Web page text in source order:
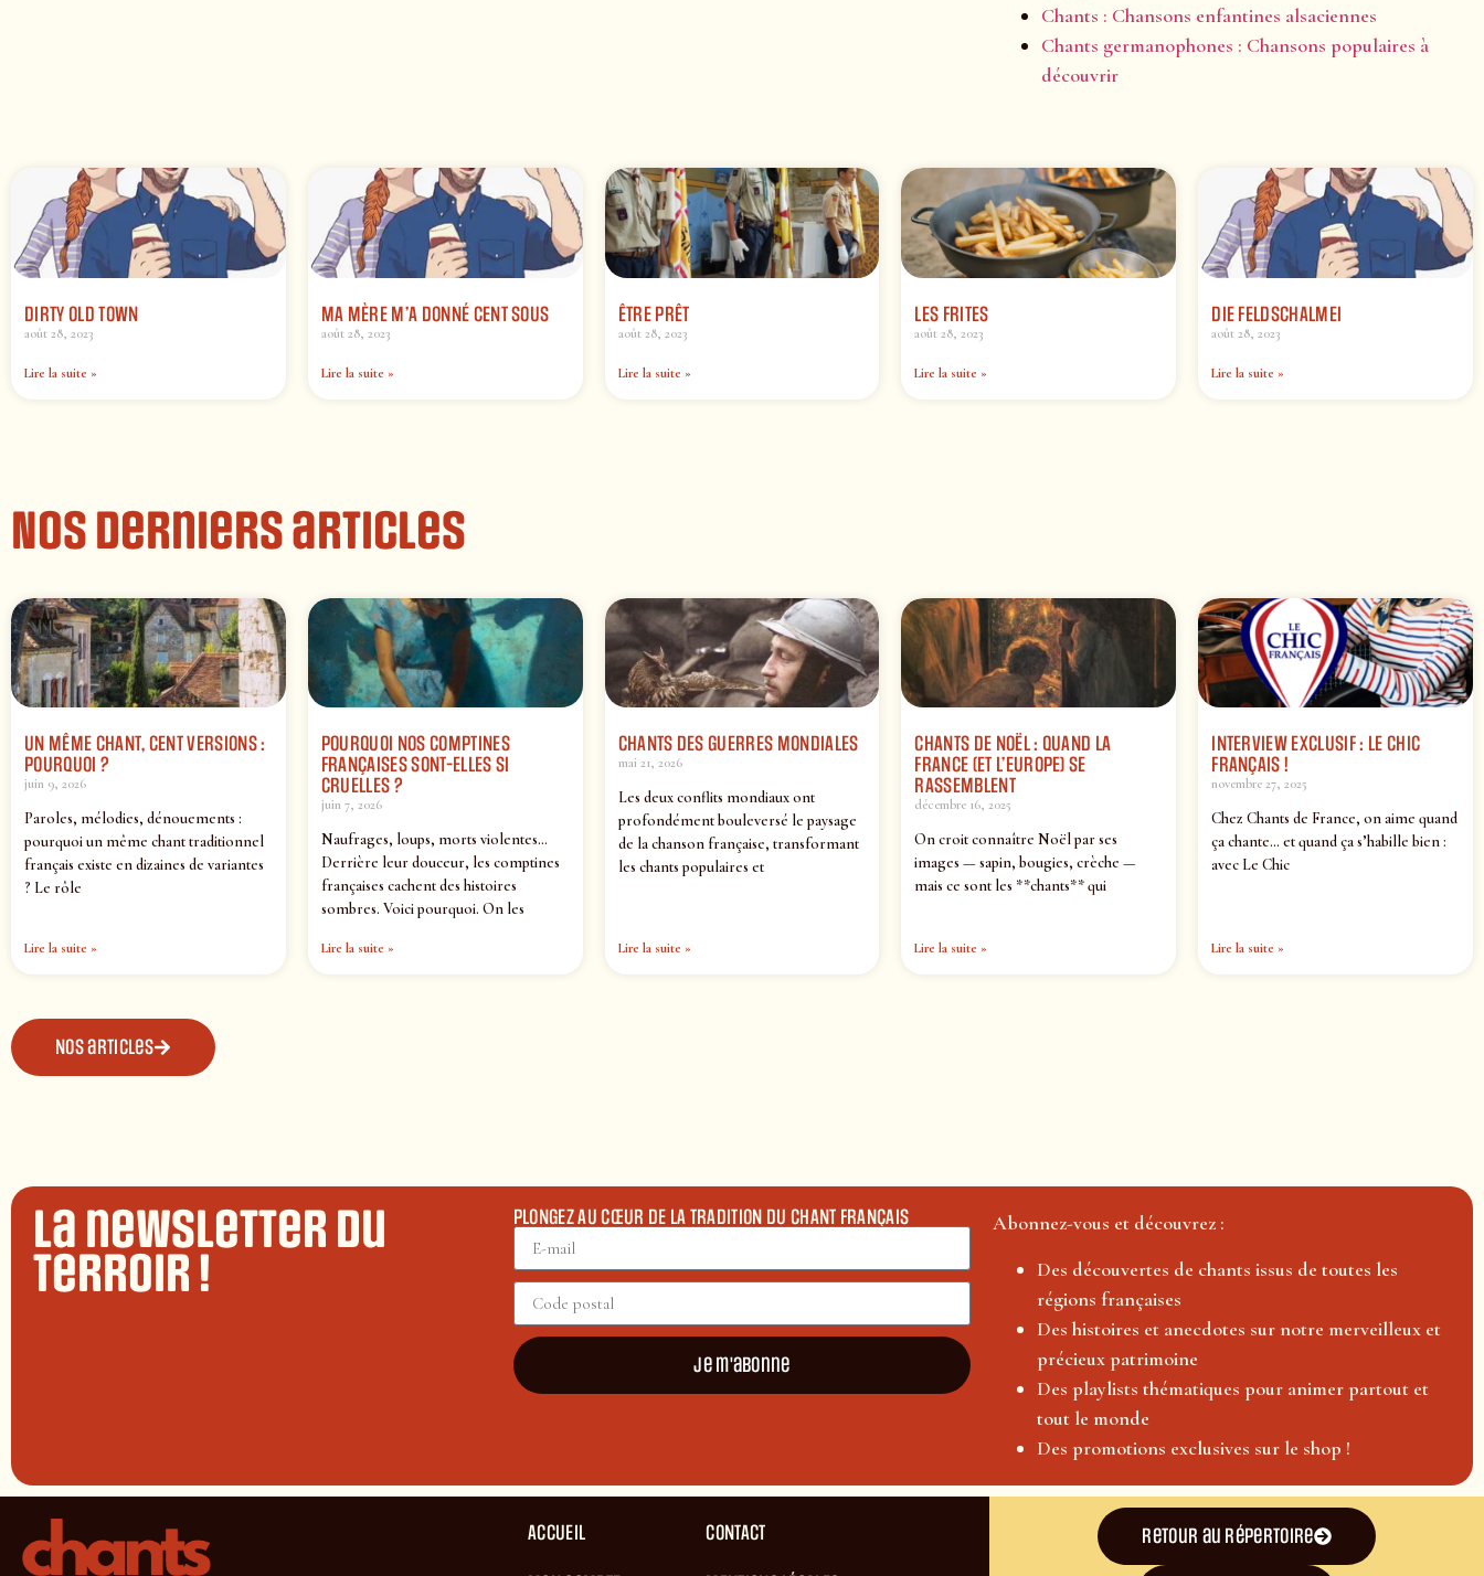
Chants : Chansons enfantines alsaciennes
Chants germanophones : Chansons populaires à
découvrir
DIRTY OLD TOWN
août 28, 2023
Lire la suite »
MA MÈRE M’A DONNÉ CENT SOUS
août 28, 2023
Lire la suite »
ÊTRE PRÊT
août 28, 2023
Lire la suite »
LES FRITES
août 28, 2023
Lire la suite »
DIE FELDSCHALMEI
août 28, 2023
Lire la suite »
Nos derniers articles
UN MÊME CHANT, CENT VERSIONS :
POURQUOI ?
juin 9, 2026
Paroles, mélodies, dénouements :
pourquoi un même chant traditionnel
français existe en dizaines de variantes
? Le rôle
Lire la suite »
POURQUOI NOS COMPTINES
FRANÇAISES SONT-ELLES SI
CRUELLES ?
juin 7, 2026
Naufrages, loups, morts violentes…
Derrière leur douceur, les comptines
françaises cachent des histoires
sombres. Voici pourquoi. On les
Lire la suite »
CHANTS DES GUERRES MONDIALES
mai 21, 2026
Les deux conflits mondiaux ont
profondément bouleversé le paysage
de la chanson française, transformant
les chants populaires et
Lire la suite »
CHANTS DE NOËL : QUAND LA
FRANCE (ET L’EUROPE) SE
RASSEMBLENT
décembre 16, 2025
On croit connaître Noël par ses
images — sapin, bougies, crèche —
mais ce sont les **chants** qui
Lire la suite »
INTERVIEW EXCLUSIF : LE CHIC
FRANÇAIS !
novembre 27, 2025
Chez Chants de France, on aime quand
ça chante… et quand ça s’habille bien :
avec Le Chic
Lire la suite »
Nos articles
La newsletter du
terroir !
PLONGEZ AU CŒUR DE LA TRADITION DU CHANT FRANÇAIS
Je m'abonne
Abonnez-vous et découvrez :
Des découvertes de chants issus de toutes les
régions françaises
Des histoires et anecdotes sur notre merveilleux et
précieux patrimoine
Des playlists thématiques pour animer partout et
tout le monde
Des promotions exclusives sur le shop !
ACCUEIL CONTACT Retour au répertoire